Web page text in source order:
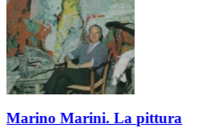
Marino Marini. La pittura